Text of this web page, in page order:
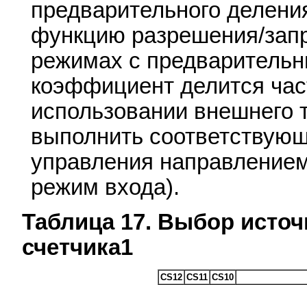
предварительного
функцию разрешения/
режимах с
коэффициент делится
использовании внешнего
выполнить
управления
режим входа).
Таблица 17. Выбор
счетчика1
CS12 CS11 CS10